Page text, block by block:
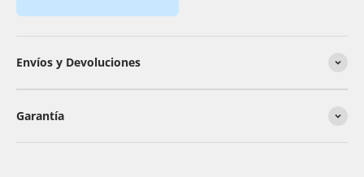
Envíos y Devoluciones
Garantía